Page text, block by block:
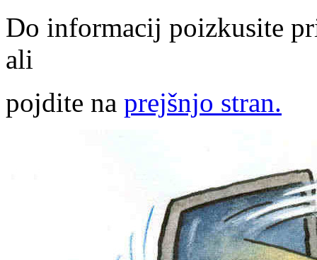
Do informacij poizkusite
ali
pojdite na prejšnjo stran.